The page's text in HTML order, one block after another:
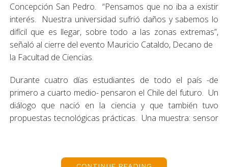
Concepción San Pedro. “Pensamos que no iba a existir
interés. Nuestra universidad sufrió daños y sabemos lo
difícil que es llegar, sobre todo a las zonas extremas”,
señaló al cierre del evento Mauricio Cataldo, Decano de
la Facultad de Ciencias.
Durante cuatro días estudiantes de todo el país -de
primero a cuarto medio- pensaron el Chile del futuro. Un
diálogo que nació en la ciencia y que también tuvo
propuestas tecnológicas prácticas. Una muestra: sensor
de desechos; un violín biotecnológico; crecimiento de